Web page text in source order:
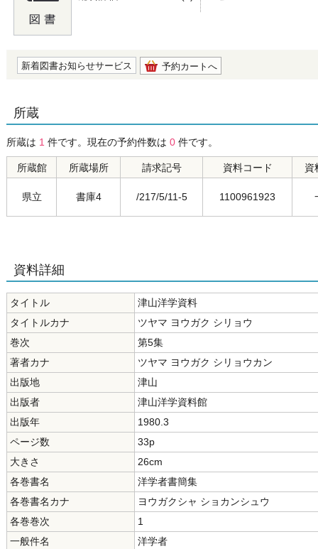
新着図書お知らせサービス 予約カートへ
所蔵
所蔵は 1 件です。現在の予約件数は 0 件です。
所蔵館 所蔵場所 請求記号 資料コード 資
県立 書庫4 /217/5/11-5 1100961923
資料詳細
タイトル
津山洋学資料
タイトルカナ
ツヤマ ヨウガク シリョウ
巻次
第5集
著者カナ
ツヤマ ヨウガク シリョウカン
出版地
津山
出版者
津山洋学資料館
出版年
1980.3
ページ数
33p
大きさ
26cm
各巻書名
洋学者書簡集
各巻書名カナ
ヨウガクシャ ショカンシュウ
各巻巻次
1
一般件名
洋学者